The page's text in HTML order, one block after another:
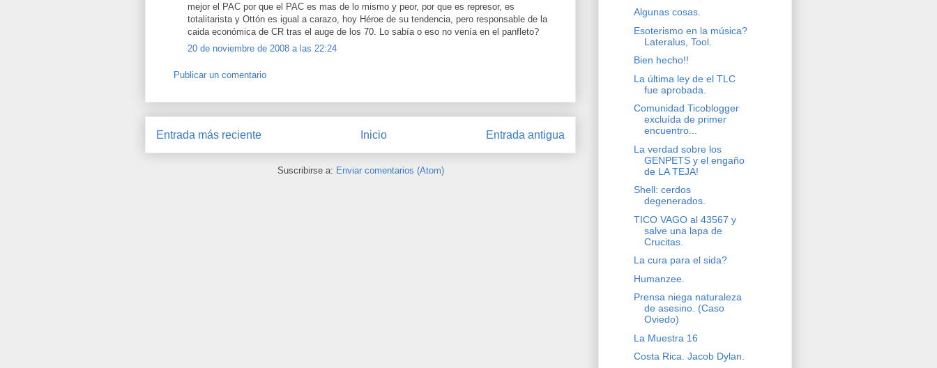
mejor el PAC por que el PAC es mas de lo mismo y peor, por que es represor, es
totalitarista y Ottón es igual a carazo, hoy Héroe de su tendencia, pero responsable de la
caida económica de CR tras el auge de los 70. Lo sabía o eso no venía en el panfleto?
20 de noviembre de 2008 a las 22:24
Publicar un comentario
Entrada más reciente Entrada antigua
Inicio
Suscribirse a: Enviar comentarios (Atom)
Algunas cosas.
Esoterismo en la música?
Lateralus, Tool.
Bien hecho!!
La última ley de el TLC
fue aprobada.
Comunidad Ticoblogger
excluída de primer
encuentro...
La verdad sobre los
GENPETS y el engaño
de LA TEJA!
Shell: cerdos
degenerados.
TICO VAGO al 43567 y
salve una lapa de
Crucitas.
La cura para el sida?
Humanzee.
Prensa niega naturaleza
de asesino. (Caso
Oviedo)
La Muestra 16
Costa Rica. Jacob Dylan.